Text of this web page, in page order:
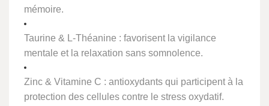
mémoire.
Taurine & L-Théanine : favorisent la vigilance
mentale et la relaxation sans somnolence.
Zinc & Vitamine C : antioxydants qui participent à la
protection des cellules contre le stress oxydatif.